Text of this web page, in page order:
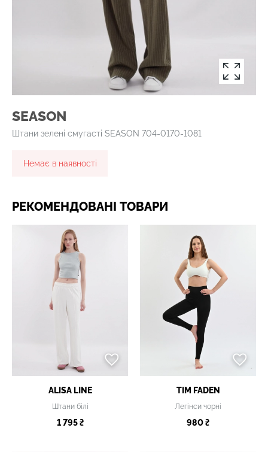
SEASON
Штани зелені смугасті SEASON 704-0170-1081
Немає в наявності
РЕКОМЕНДОВАНІ ТОВАРИ
ALISA LINE
Штани білі
1 795 ₴
TIM FADEN
Легінси чорні
980 ₴